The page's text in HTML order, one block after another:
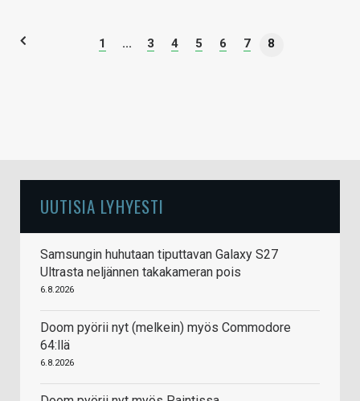
1 ... 3 4 5 6 7 8
UUTISIA LYHYESTI
Samsungin huhutaan tiputtavan Galaxy S27
Ultrasta neljännen takakameran pois
6.8.2026
Doom pyörii nyt (melkein) myös Commodore
64:llä
6.8.2026